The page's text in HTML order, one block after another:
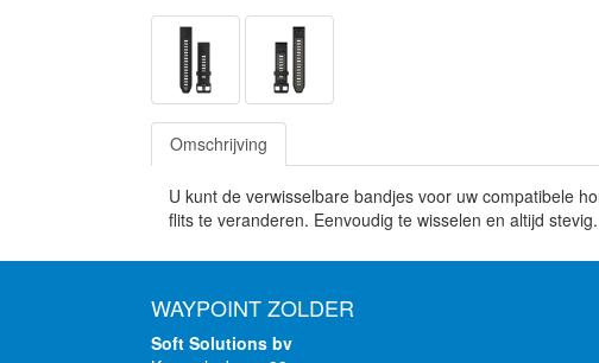
Omschrijving
U kunt de verwisselbare bandjes voor uw compatibele
flits te veranderen. Eenvoudig te wisselen en altijd
WAYPOINT ZOLDER
Soft Solutions bv